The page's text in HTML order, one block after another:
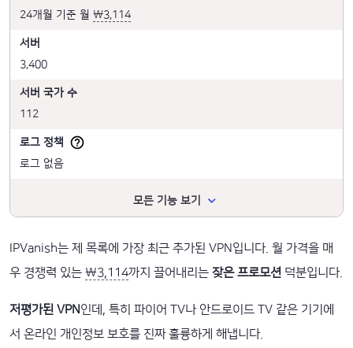
24개월 기준 월 ₩3,114
서버
3,400
서버 국가 수
112
로그 정책
로그 없음
모든 기능 보기
IPVanish는 제 목록에 가장 최근 추가된 VPN입니다. 월 가격을 매
우 경쟁력 있는 ₩3,114까지 끌어내리는 잦은 프로모션 덕분입니다.
저평가된 VPN인데, 특히 파이어 TV나 안드로이드 TV 같은 기기에
서 온라인 개인정보 보호를 진짜 훌륭하게 해냅니다.